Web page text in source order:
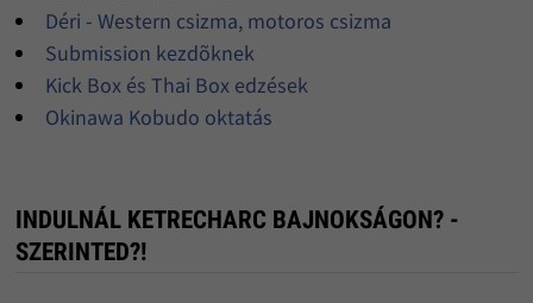
Déri - Western csizma, motoros csizma
Submission kezdõknek
Kick Box és Thai Box edzések
Okinawa Kobudo oktatás
INDULNÁL KETRECHARC BAJNOKSÁGON? -
SZERINTED?!